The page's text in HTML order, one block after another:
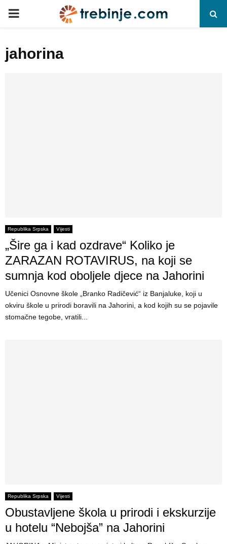
P
E
N
jahorina
Republika Srpska Vijesti
„Šire ga i kad ozdrave“ Koliko je
ZARAZAN ROTAVIRUS, na koji se
sumnja kod oboljele djece na Jahorini
Učenici Osnovne škole „Branko Radičević“ iz Banjaluke, koji u
okviru škole u prirodi boravili na Jahorini, a kod kojih su se pojavile
stomačne tegobe, vratili...
Republika Srpska Vijesti
Obustavljene škola u prirodi i ekskurzije
u hotelu “Nebojša” na Jahorini